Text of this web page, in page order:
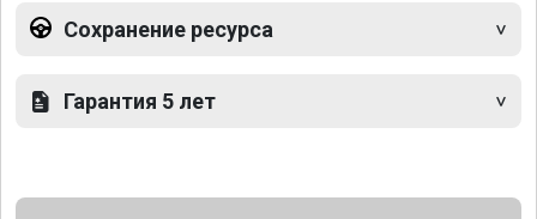
Сохранение ресурса
Гарантия 5 лет